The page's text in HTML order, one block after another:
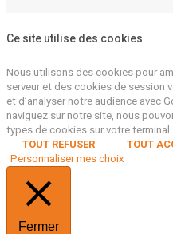
Ce site utilise des cookies
Nous utilisons des cookies pour
serveur et des cookies de session
et d’analyser notre audience avec
naviguez sur notre site, nous
types de cookies sur votre terminal.
TOUT REFUSER
TOUT
Personnaliser mes choix
Fermer